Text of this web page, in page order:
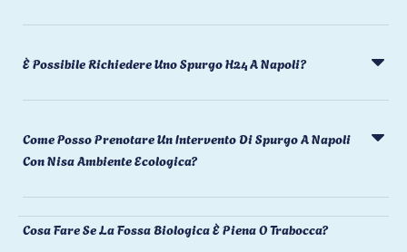
È Possibile Richiedere Uno Spurgo H24 A Napoli?
Come Posso Prenotare Un Intervento Di Spurgo A Napoli
Con Nisa Ambiente Ecologica?
Cosa Fare Se La Fossa Biologica È Piena O Trabocca?